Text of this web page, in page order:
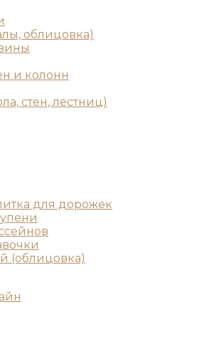
облицовка)
и колонн
стен, лестниц)
для дорожек
(облицовка)